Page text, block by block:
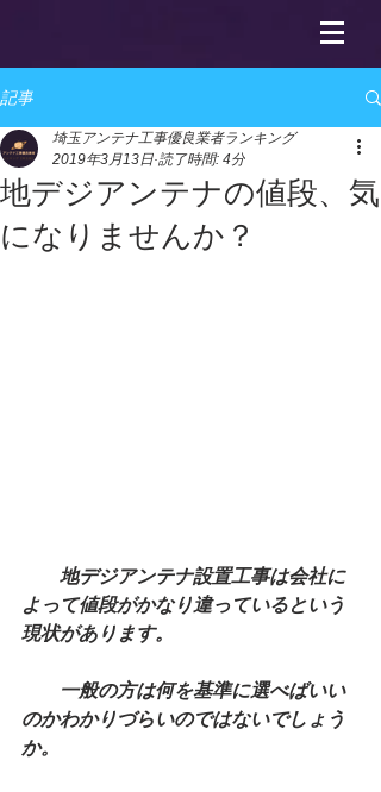
記事
地デジアンテナの値段、気
になりませんか？
埼玉アンテナ工事優良業者ランキング
2019年3月13日 読了時間: 4分
地デジアンテナ設置工事は会社に
よって値段がかなり違っているという
現状があります。
一般の方は何を基準に選べばいい
のかわかりづらいのではないでしょう
か。